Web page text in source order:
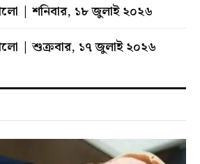
| শনিবার, ১৮ জুলাই ২০২৬
| শুক্রবার, ১৭ জুলাই ২০২৬